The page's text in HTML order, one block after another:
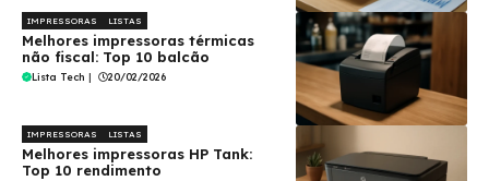
IMPRESSORAS LISTAS
Melhores impressoras térmicas
não fiscal: Top 10 balcão
Lista Tech | 20/02/2026
IMPRESSORAS LISTAS
Melhores impressoras HP Tank:
Top 10 rendimento